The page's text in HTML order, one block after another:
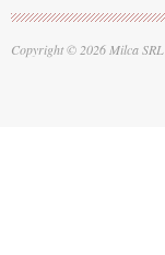
Copyright © 2026 Milca SRL